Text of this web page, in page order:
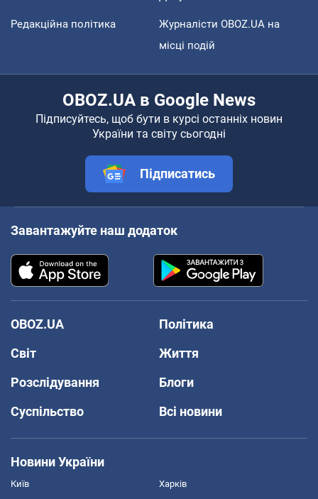
Редакційна політика
Журналісти OBOZ.UA на
місці подій
OBOZ.UA в Google News
Підписуйтесь, щоб бути в курсі останніх новин
України та світу сьогодні
Підписатись
Завантажуйте наш додаток
OBOZ.UA
Політика
Світ
Життя
Розслідування
Блоги
Суспільство
Всі новини
Новини України
Київ Харків